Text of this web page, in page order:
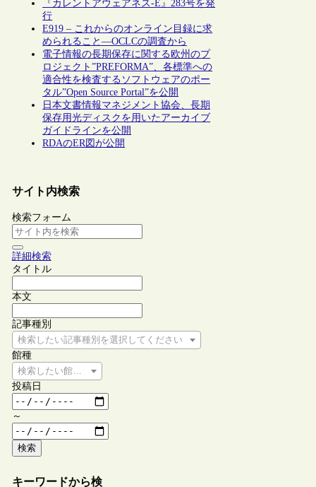
『カレントアウェアネス-E』283号を発
行
E919 – これからのオンライン目録に求
められること―OCLCの調査から
電子情報の長期保存に関する欧州のプ
ロジェクト”PREFORMA”、各標準への
適合性を検査するソフトウェアのポー
タル”Open Source Portal”を公開
日本文書情報マネジメント協会、長期
保存用光ディスクを用いたアーカイブ
ガイドラインを公開
RDAのER図が公開
サイト内検索
検索フォーム
詳細検索
タイトル
本文
記事種別
検索したい記事種別を選択してください
館種
検索したい館種を選択してください
投稿日
～
検索
キーワードから検